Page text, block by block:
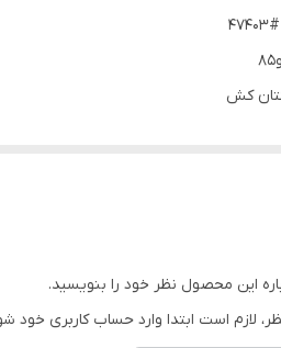
کش
هم موجود هست
این محصول نظر خود را بنویسید.
لازم است ابتدا وارد حساب کاربری خود